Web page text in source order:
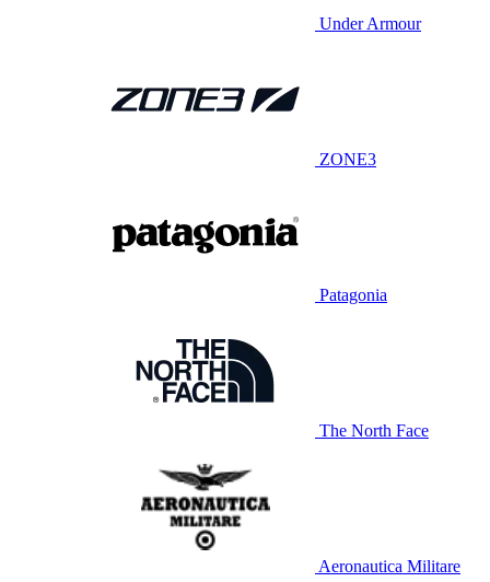
Under Armour
ZONE3
Patagonia
The North Face
Aeronautica Militare